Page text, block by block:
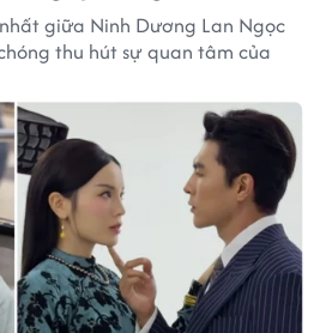
giữa Ninh Dương Lan Ngọc
thu hút sự quan tâm của